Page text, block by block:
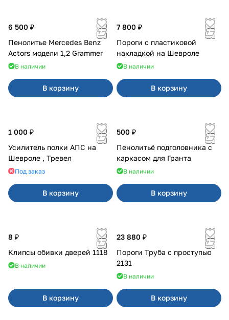
6 500 ₽
Пенолитье Mercedes Benz
Actors модели 1,2 Grammer
В наличии
В корзину
7 800 ₽
Пороги с пластиковой
накладкой на Шевроле
В наличии
В корзину
1 000 ₽
Усилитель полки АПС на
Шевроле , Тревел
Под заказ
В корзину
500 ₽
Пенолитьё подголовника с
каркасом для Гранта
В наличии
В корзину
8 ₽
Клипсы обивки дверей 1118
В наличии
В корзину
23 880 ₽
Пороги Труба с проступью
2131
В наличии
В корзину